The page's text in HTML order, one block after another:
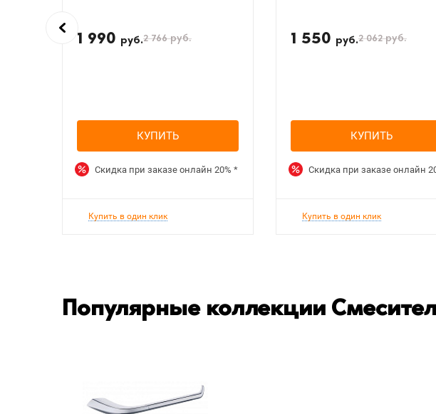
1 990 руб.2 766руб.
КУПИТЬ
Скидка при заказе онлайн 20% *
Купить в один клик
1 550 руб.2 062руб.
КУПИТЬ
Скидка при заказе онлайн
Купить в один клик
Популярные коллекции